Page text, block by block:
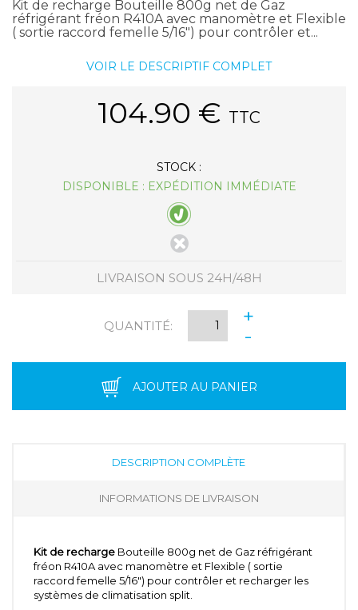
Kit de recharge Bouteille 800g net de Gaz
réfrigérant fréon R410A avec manomètre et Flexible
( sortie raccord femelle 5/16") pour contrôler et...
VOIR LE DESCRIPTIF COMPLET
104.90 € TTC
STOCK :
DISPONIBLE : EXPÉDITION IMMÉDIATE
LIVRAISON SOUS 24H/48H
QUANTITÉ:
+
-
AJOUTER AU PANIER
DESCRIPTION COMPLÈTE
INFORMATIONS DE LIVRAISON
Kit de recharge Bouteille 800g net de Gaz réfrigérant
fréon R410A avec manomètre et Flexible ( sortie
raccord femelle 5/16") pour contrôler et recharger les
systèmes de climatisation split.